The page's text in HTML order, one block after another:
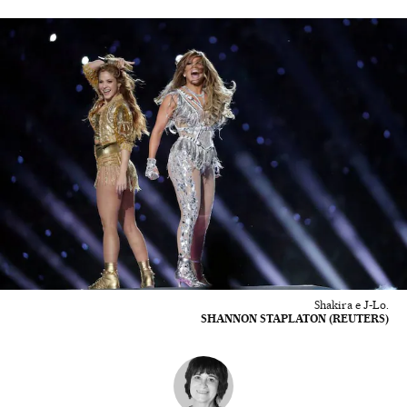
Shakira e J-Lo.
SHANNON STAPLATON (REUTERS)